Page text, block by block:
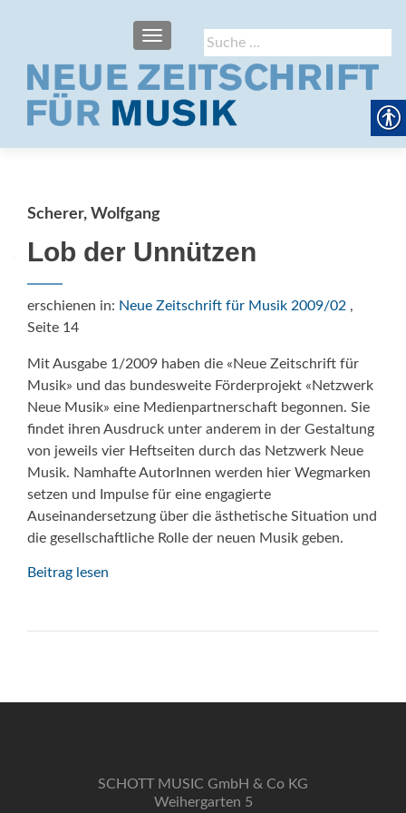
Suche
nach:
SCHALTE NAVIGATION
Scherer, Wolfgang
Lob der Unnützen
erschienen in: Neue Zeitschrift für Musik 2009/02 ,
Seite 14
Mit Ausgabe 1/2009 haben die «Neue Zeitschrift für
Musik» und das bundesweite Förderprojekt «Netzwerk
Neue Musik» eine Medienpartner­schaft begonnen. Sie
findet ihren Ausdruck unter anderem in der Gestaltung
von jeweils vier Heftseiten durch das Netzwerk Neue
Musik. Namhafte AutorInnen werden hier Wegmarken
setzen und Impulse für eine engagierte
Auseinandersetzung über die ästhetische Situation und
die gesellschaftliche Rolle der neuen Musik geben.
Beitrag lesen
SCHOTT MUSIC GmbH & Co KG
Weihergarten 5